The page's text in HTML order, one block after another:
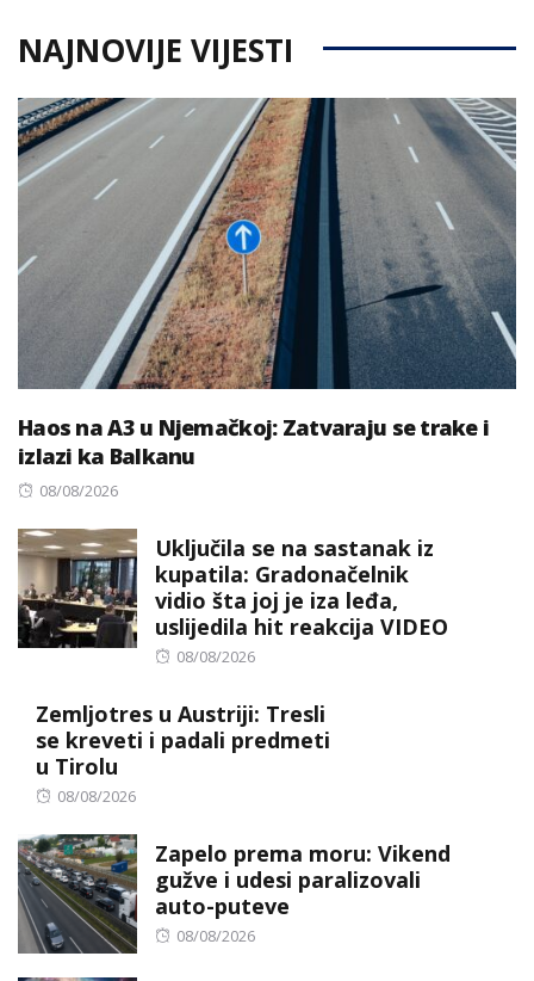
NAJNOVIJE VIJESTI
Haos na A3 u Njemačkoj: Zatvaraju se trake i
izlazi ka Balkanu
Posted
08/08/2026
Uključila se na sastanak iz
kupatila: Gradonačelnik
vidio šta joj je iza leđa,
uslijedila hit reakcija VIDEO
Posted
08/08/2026
Zemljotres u Austriji: Tresli
se kreveti i padali predmeti
u Tirolu
Posted
08/08/2026
Zapelo prema moru: Vikend
gužve i udesi paralizovali
auto-puteve
Posted
08/08/2026